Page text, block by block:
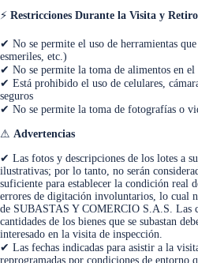
⚡ Restricciones Durante la Visita y Retiro
✔ No se permite el uso de herramientas
esmeriles, etc.)
✔ No se permite la toma de alimentos en el
✔ Está prohibido el uso de celulares,
seguros
✔ No se permite la toma de fotografías o
⚠ Advertencias
✔ Las fotos y descripciones de los lotes a
ilustrativas; por lo tanto, no serán
suficiente para establecer la condición real
errores de digitación involuntarios, lo cual
de SUBASTAS Y COMERCIO S.A.S. Las
cantidades de los bienes que se subastan
interesado en la visita de inspección.
✔ Las fechas indicadas para asistir a la
reprogramadas por condiciones de entorno